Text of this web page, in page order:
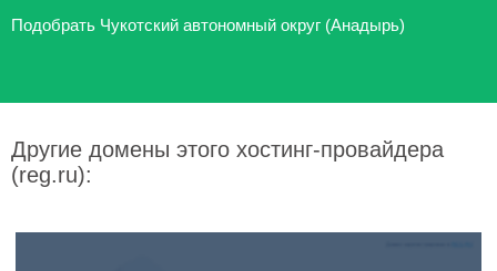
Подобрать Чукотский автономный округ (Анадырь)
Другие домены этого хостинг-провайдера
(reg.ru):